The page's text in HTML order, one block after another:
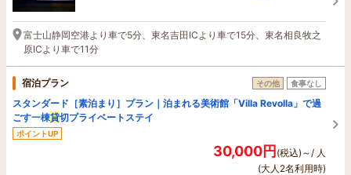
富士山静岡空港より車で5分、東名吉田ICより車で15分、東名相良牧之
原ICより車で11分
宿泊プラン その他 食事なし
スタンダード［素泊まり］プラン｜泊まれる美術館「Villa Revolla」で過
ごす一棟貸切プライベートステイ
ポイントUP
30,000円(税込)～/ 人
(大人2名利用時)